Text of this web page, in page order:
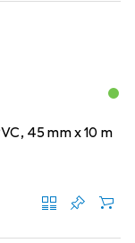
45 mm x 10 m